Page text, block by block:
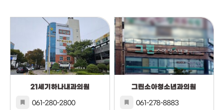
21세기하나내과의원
061-280-2800
그린소아청소년과의원
061-278-8883